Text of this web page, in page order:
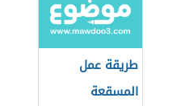
طريقة عمل
المسقعة